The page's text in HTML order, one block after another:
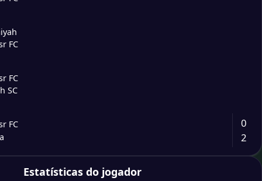
FC
FC
SC
FC
0
2
Amadora SAD
Estatísticas do jogador